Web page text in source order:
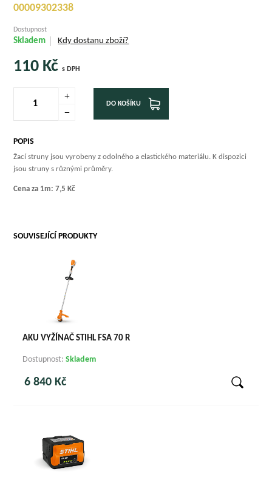
00009302338
Dostupnost
Skladem Kdy dostanu zboží?
110 Kčs DPH
DO KOŠÍKU
POPIS
Žací struny jsou vyrobeny z odolného a elastického materiálu. K dispozici
jsou struny s různými průměry.
Cena za 1m: 7,5 Kč
SOUVISEJÍCÍ PRODUKTY
AKU VYŽÍNAČ STIHL FSA 70 R
Dostupnost:Skladem
6 840 Kč